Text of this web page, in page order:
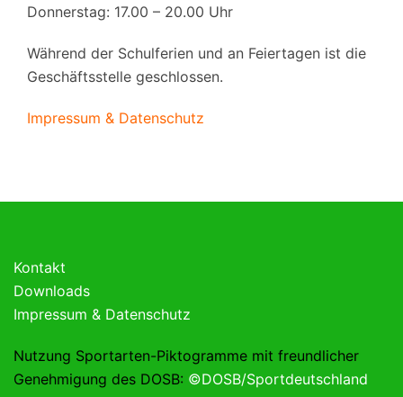
Donnerstag: 17.00 – 20.00 Uhr
Während der Schulferien und an Feiertagen ist die
Geschäftsstelle geschlossen.
Impressum & Datenschutz
Kontakt
Downloads
Impressum & Datenschutz
Nutzung Sportarten-Piktogramme mit freundlicher
Genehmigung des DOSB: ©DOSB/Sportdeutschland